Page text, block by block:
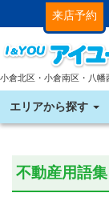
来店予約
小倉北区・小倉南区・八
エリアから探す
不動産用語集